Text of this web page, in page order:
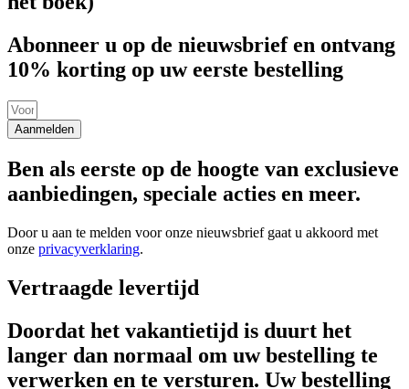
Abonneer u op de nieuwsbrief en ontvang
10% korting op uw eerste bestelling
Aanmelden
Ben als eerste op de hoogte van exclusieve
aanbiedingen, speciale acties en meer.
Door u aan te melden voor onze nieuwsbrief gaat u akkoord met
onze privacyverklaring.
Vertraagde levertijd
Doordat het vakantietijd is duurt het
langer dan normaal om uw bestelling te
verwerken en te versturen. Uw bestelling